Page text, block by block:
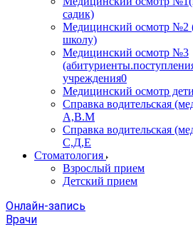
садик)
Медицинский осмотр №2
школу)
Медицинский осмотр №3
учреждения0
Медицинский осмотр
Справка водительская
А,В.М
Справка водительская
С,Д,Е
Стоматология
Взрослый прием
Детский прием
Онлайн-запись
Врачи